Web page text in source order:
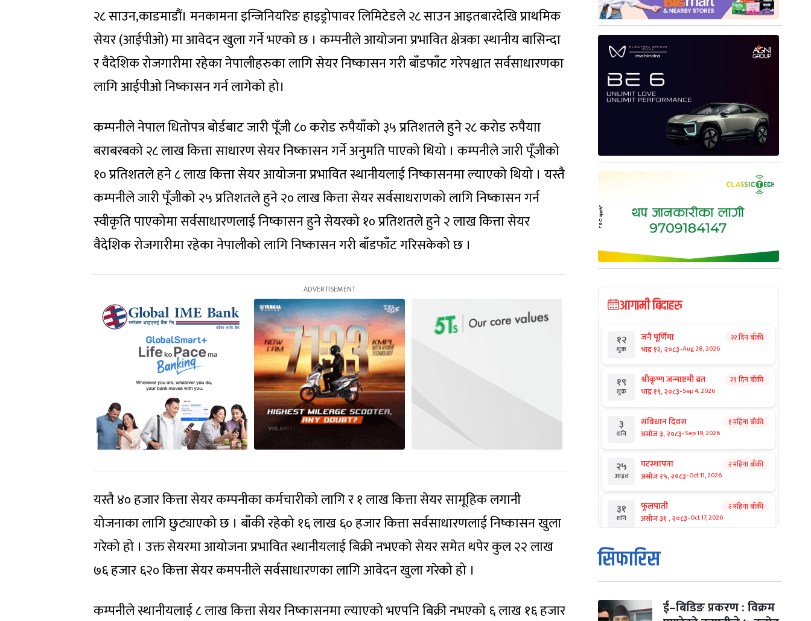
२८ साउन,काडमाडौं। मनकामना इन्जिनियरिङ हाइड्रोपावर लिमिटेडले २८ साउन आइतबारदेखि प्राथमिक
सेयर (आईपीओ) मा आवेदन खुला गर्ने भएको छ । कम्पनीले आयोजना प्रभावित क्षेत्रका स्थानीय बासिन्दा
र वैदेशिक रोजगारीमा रहेका नेपालीहरुका लागि सेयर निष्कासन गरी बाँडफाँट गरेपश्चात सर्वसाधारणका
लागि आईपीओ निष्कासन गर्न लागेको हो।
कम्पनीले नेपाल धितोपत्र बोर्डबाट जारी पूँजी ८० करोड रुपैयाँको ३५ प्रतिशतले हुने २८ करोड रुपैयाा
बराबरबको २८ लाख कित्ता साधारण सेयर निष्कासन गर्ने अनुमति पाएको थियो । कम्पनीले जारी पूँजीको
१० प्रतिशतले हने ८ लाख कित्ता सेयर आयोजना प्रभावित स्थानीयलाई निष्कासनमा ल्याएको थियो । यस्तै
कम्पनीले जारी पूँजीको २५ प्रतिशतले हुने २० लाख कित्ता सेयर सर्वसाधराणको लागि निष्कासन गर्न
स्वीकृति पाएकोमा सर्वसाधारणलाई निष्कासन हुने सेयरको १० प्रतिशतले हुने २ लाख कित्ता सेयर
वैदेशिक रोजगारीमा रहेका नेपालीको लागि निष्कासन गरी बाँडफाँट गरिसकेको छ ।
यस्तै ४० हजार कित्ता सेयर कम्पनीका कर्मचारीको लागि र १ लाख कित्ता सेयर सामूहिक लगानी
योजनाका लागि छुट्याएको छ । बाँकी रहेको १६ लाख ६० हजार कित्ता सर्वसाधारणलाई निष्कासन खुला
गरेको हो । उक्त सेयरमा आयोजना प्रभावित स्थानीयलाई बिक्री नभएको सेयर समेत थपेर कुल २२ लाख
७६ हजार ६२० कित्ता सेयर कमपनीले सर्वसाधारणका लागि आवेदन खुला गरेको हो ।
कम्पनीले स्थानीयलाई ८ लाख कित्ता सेयर निष्कासनमा ल्याएको भएपनि बिक्री नभएको ६ लाख १६ हजार
आगामी बिदाहरु
१२
शुक्र
जनै पूर्णिमा
भाद्र १२, २०८३-Aug 28, 2026
२२ दिन बाँकी
१९
शुक्र
श्रीकृष्ण जन्माष्टमी व्रत
भाद्र १९, २०८३-Sep 4, 2026
२९ दिन बाँकी
३
शनि
संविधान दिवस
असोज ३, २०८३-Sep 19, 2026
१ महिना बाँकी
२५
आइत
घटस्थापना
असोज २५, २०८३-Oct 11, 2026
२ महिना बाँकी
३१
शनि
फूलपाती
असोज ३१ , २०८३-Oct 17, 2026
२ महिना बाँकी
१
आइत
कार्तिक सङ्क्रान्ति
कार्तिक १, २०८३
मंगल कार्तिक ३, २०८३-Oct 20, 2026
सिफारिस
ई–बिडिङ प्रकरण : विक्रम